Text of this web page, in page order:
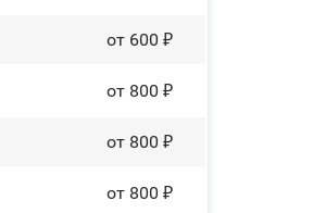
от 600 ₽
от 800 ₽
от 800 ₽
от 800 ₽